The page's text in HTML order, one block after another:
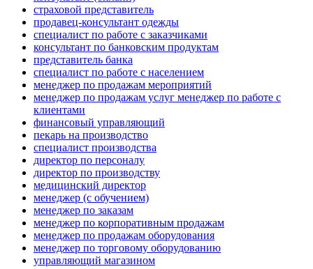
страховой представитель
продавец-консультант одежды
специалист по работе с заказчиками
консультант по банковским продуктам
представитель банка
специалист по работе с населением
менеджер по продажам мероприятий
менеджер по продажам услуг менеджер по работе с
клиентами
финансовый управляющий
пекарь на производство
специалист производства
директор по персоналу
директор по производству
медицинский директор
менеджер (с обучением)
менеджер по заказам
менеджер по корпоративным продажам
менеджер по продажам оборудования
менеджер по торговому оборудованию
управляющий магазином